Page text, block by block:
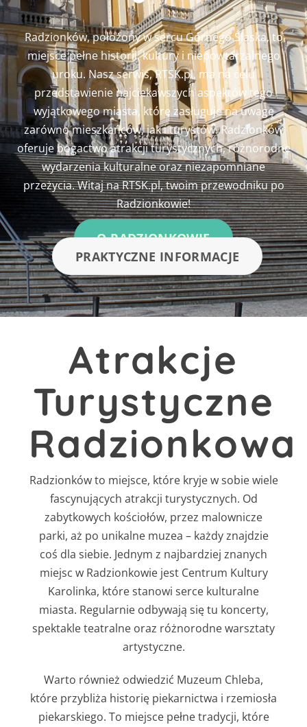
Radzionków, położony w sercu Górnego Śląska, to
miejsce pełne historii, kultury i niepowtarzalnego
uroku. Nasz serwis, RTSK.pl, ma na celu
przedstawienie najciekawszych aspektów tego
wyjątkowego miasta, które zasługuje na uwagę
zarówno mieszkańców, jak i turystów. Radzionków
oferuje bogactwo atrakcji turystycznych, różnorodne
wydarzenia kulturalne oraz niezapomniane
przeżycia. Witaj na RTSK.pl, twoim przewodniku po
Radzionkowie!
O RADZIONKOWIE
PRAKTYCZNE INFORMACJE
Atrakcje
Turystyczne
Radzionkowa
Radzionków to miejsce, które kryje w sobie wiele
fascynujących atrakcji turystycznych. Od
zabytkowych kościołów, przez malownicze
parki, aż po unikalne muzea – każdy znajdzie
coś dla siebie. Jednym z najbardziej znanych
miejsc w Radzionkowie jest Centrum Kultury
Karolinka, które stanowi serce kulturalne
miasta. Regularnie odbywają się tu koncerty,
spektakle teatralne oraz różnorodne warsztaty
artystyczne.
Warto również odwiedzić Muzeum Chleba,
które przybliża historię piekarnictwa i rzemiosła
piekarskiego. To miejsce pełne tradycji, które